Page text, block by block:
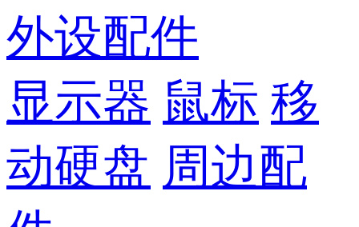
外设配件
显示器 鼠标 移
动硬盘 周边配